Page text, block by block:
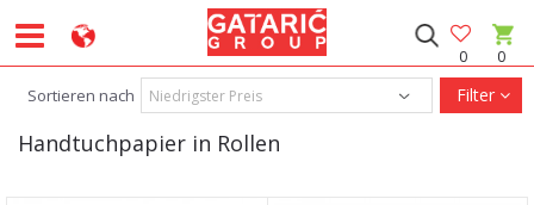
0
0
Handtuchpapier in Rollen
Sortieren nach Filter